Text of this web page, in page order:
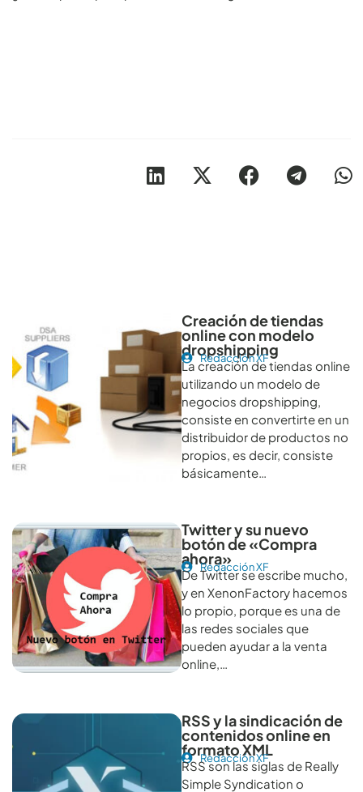
Creación de tiendas
online con modelo
dropshipping
Redacción XF
La creación de tiendas online
utilizando un modelo de
negocios dropshipping,
consiste en convertirte en un
distribuidor de productos no
propios, es decir, consiste
básicamente…
Twitter y su nuevo
botón de «Compra
ahora»
Redacción XF
De Twitter se escribe mucho,
y en XenonFactory hacemos
lo propio, porque es una de
las redes sociales que
pueden ayudar a la venta
online,…
RSS y la sindicación de
contenidos online en
formato XML
Redacción XF
RSS son las siglas de Really
Simple Syndication o